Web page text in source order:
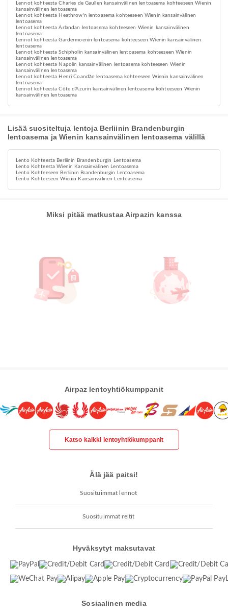
Lennot kohteesta Charles de Gaullen kansainvälinen lentoasema kohteeseen Wienin
kansainvälinen lentoasema
Lennot kohteesta Heathrow'n lentoasema kohteeseen Wienin kansainvälinen
lentoasema
Lennot kohteesta Arlandan lentoasema kohteeseen Wienin kansainvälinen
lentoasema
Lennot kohteesta Gardermoenin lentoasema kohteeseen Wienin kansainvälinen
lentoasema
Lennot kohteesta Schipholin kansainvälinen lentoasema kohteeseen Wienin
kansainvälinen lentoasema
Lennot kohteesta Napolin kansainvälinen lentoasema kohteeseen Wienin
kansainvälinen lentoasema
Lennot kohteesta Henri Coandăn lentoasema kohteeseen Wienin kansainvälinen
lentoasema
Lennot kohteesta Côte d'Azurin kansainvälinen lentoasema kohteeseen Wienin
kansainvälinen lentoasema
Lisää suositeltuja lentoja Berliinin Brandenburgin
lentoasema ja Wienin kansainvälinen lentoasema välillä
Lento Kohteesta Berliinin Brandenburgin Lentoasema
Lento Kohteesta Wienin Kansainvälinen Lentoasema
Lento Kohteeseen Berliinin Brandenburgin Lentoasema
Lento Kohteeseen Wienin Kansainvälinen Lentoasema
Miksi pitää matkustaa Airpazin kanssa
Airpaz lentoyhtiökumppanit
Katso kaikki lentoyhtiökumppanit
Älä jää paitsi!
Suosituimmat lennot
Suosituimmat reitit
Hyväksytyt maksutavat
Sosiaalinen media